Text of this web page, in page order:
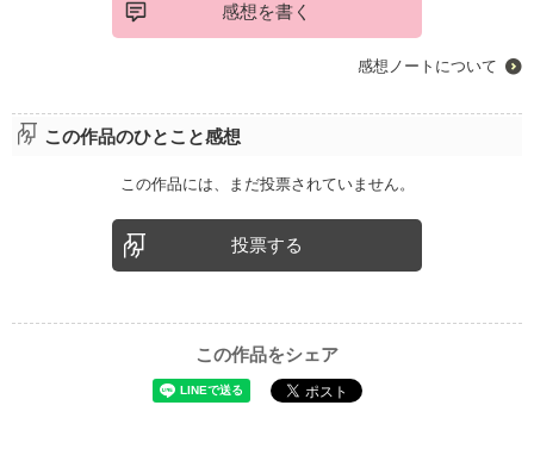
感想を書く
感想ノートについて
この作品のひとこと感想
この作品には、まだ投票されていません。
投票する
この作品をシェア